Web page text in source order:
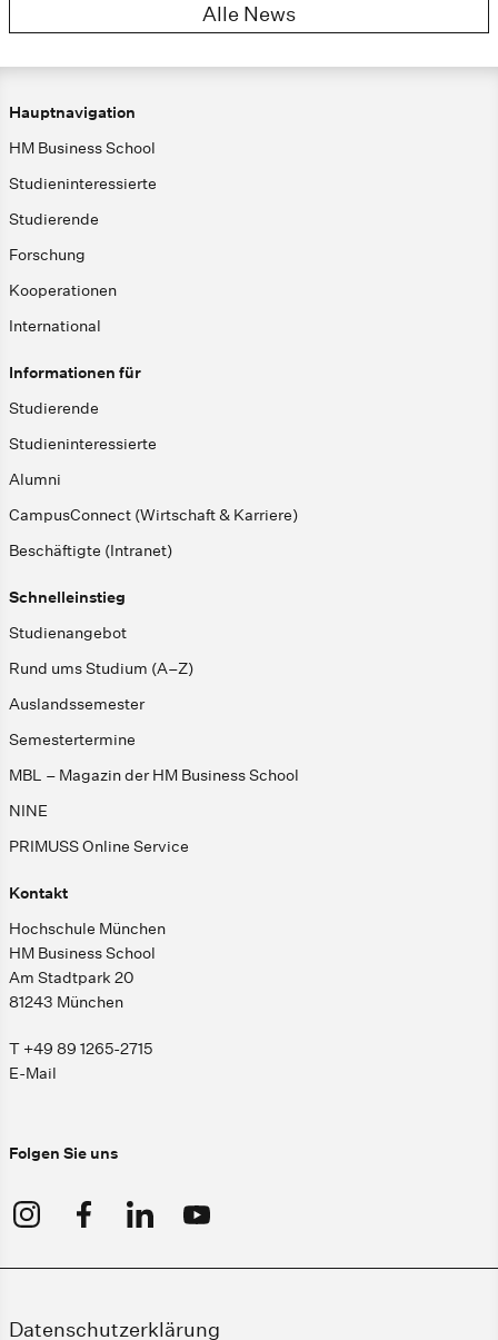
Alle News
Hauptnavigation
HM Business School
Studieninteressierte
Studierende
Forschung
Kooperationen
International
Informationen für
Studierende
Studieninteressierte
Alumni
CampusConnect (Wirtschaft & Karriere)
Beschäftigte (Intranet)
Schnelleinstieg
Studienangebot
Rund ums Studium (A–Z)
Auslandssemester
Semestertermine
MBL – Magazin der HM Business School
NINE
PRIMUSS Online Service
Kontakt
Hochschule München
HM Business School
Am Stadtpark 20
81243 München
T +49 89 1265-2715
E-Mail
Folgen Sie uns
Datenschutzerklärung